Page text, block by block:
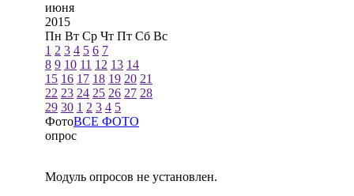
июня
2015
Пн Вт Ср Чт Пт Сб Вс
1 2 3 4 5 6 7
8 9 10 11 12 13 14
15 16 17 18 19 20 21
22 23 24 25 26 27 28
29 30 1 2 3 4 5
ФотоВСЕ ФОТО
опрос
Модуль опросов не установлен.